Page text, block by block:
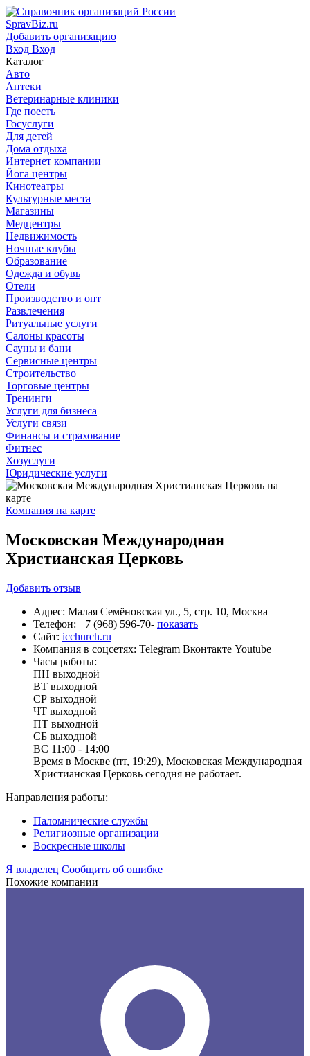
SpravBiz.ru
Добавить организацию
Вход Вход
Каталог
Авто
Аптеки
Ветеринарные клиники
Где поесть
Госуслуги
Для детей
Дома отдыха
Интернет компании
Йога центры
Кинотеатры
Культурные места
Магазины
Медцентры
Недвижимость
Ночные клубы
Образование
Одежда и обувь
Отели
Производство и опт
Развлечения
Ритуальные услуги
Салоны красоты
Сауны и бани
Сервисные центры
Строительство
Торговые центры
Тренинги
Услуги для бизнеса
Услуги связи
Финансы и страхование
Фитнес
Хозуслуги
Юридические услуги
Компания на карте
Московская Международная
Христианская Церковь
Добавить отзыв
Адрес: Малая Семёновская ул., 5, стр. 10, Москва
Телефон: +7 (968) 596-70- показать
Сайт: icchurch.ru
Компания в соцсетях: Telegram Вконтакте Youtube
Часы работы:
ПН выходной
ВТ выходной
СР выходной
ЧТ выходной
ПТ выходной
СБ выходной
ВС 11:00 - 14:00
Время в Москве (пт, 19:29), Московская Международная
Христианская Церковь сегодня не работает.
Направления работы:
Паломнические службы
Религиозные организации
Воскресные школы
Я владелец Сообщить об ошибке
Похожие компании